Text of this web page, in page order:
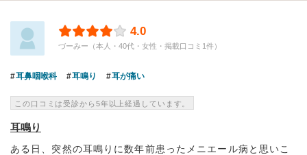
4.0
づーみー（本人・40代・女性・掲載口コミ1件）
耳鼻咽喉科 耳鳴り 耳が痛い
この口コミは受診から5年以上経過しています。
耳鳴り
ある日、突然の耳鳴りに数年前患ったメニエール病と思いこ